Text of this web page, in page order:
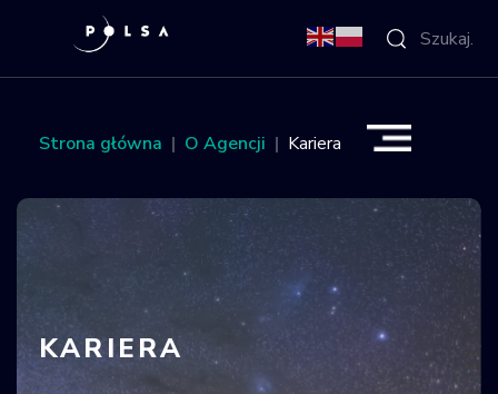
O Agencji
Aktywności
Misja IGNIS
NSIS
Sektor
Strona główna O Agencji Kariera
KARIERA